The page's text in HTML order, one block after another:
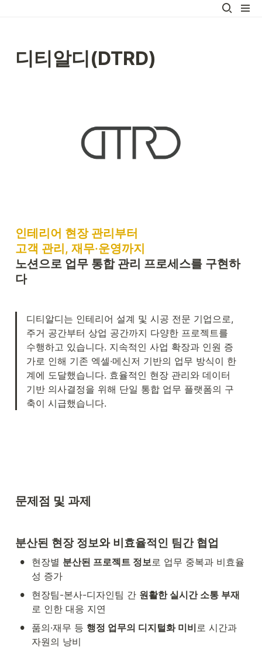
디티알디(DTRD)
인테리어 현장 관리부터
고객 관리, 재무·운영까지
노션으로 업무 통합 관리 프로세스를 구현하
다
디티알디는 인테리어 설계 및 시공 전문 기업으로,
주거 공간부터 상업 공간까지 다양한 프로젝트를
수행하고 있습니다. 지속적인 사업 확장과 인원 증
가로 인해 기존 엑셀·메신저 기반의 업무 방식이 한
계에 도달했습니다. 효율적인 현장 관리와 데이터
기반 의사결정을 위해 단일 통합 업무 플랫폼의 구
축이 시급했습니다.
문제점 및 과제
분산된 현장 정보와 비효율적인 팀간 협업
• 현장별 분산된 프로젝트 정보 로 업무 중복과 비효율
성 증가
• 현장팀-본사-디자인팀 간 원활한 실시간 소통 부재
로 인한 대응 지연
• 품의·재무 등 행정 업무의 디지털화 미비 로 시간과
자원의 낭비